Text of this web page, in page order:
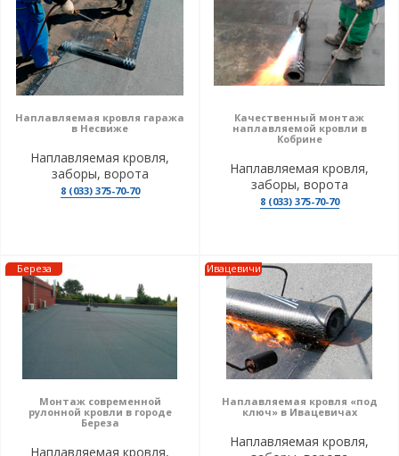
Наплавляемая кровля гаража
в Несвиже
Наплавляемая кровля,
заборы, ворота
8 (033) 375-70-70
Качественный монтаж
наплавляемой кровли в
Кобрине
Наплавляемая кровля,
заборы, ворота
8 (033) 375-70-70
Береза
Монтаж современной
рулонной кровли в городе
Береза
Наплавляемая кровля,
Ивацевичи
Наплавляемая кровля «под
ключ» в Ивацевичах
Наплавляемая кровля,